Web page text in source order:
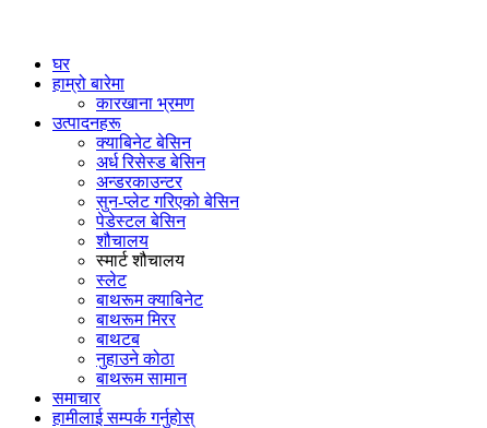
घर
हाम्रो बारेमा
कारखाना भ्रमण
उत्पादनहरू
क्याबिनेट बेसिन
अर्ध रिसेस्ड बेसिन
अन्डरकाउन्टर
सुन-प्लेट गरिएको बेसिन
पेडेस्टल बेसिन
शौचालय
स्मार्ट शौचालय
स्लेट
बाथरूम क्याबिनेट
बाथरूम मिरर
बाथटब
नुहाउने कोठा
बाथरूम सामान
समाचार
हामीलाई सम्पर्क गर्नुहोस्